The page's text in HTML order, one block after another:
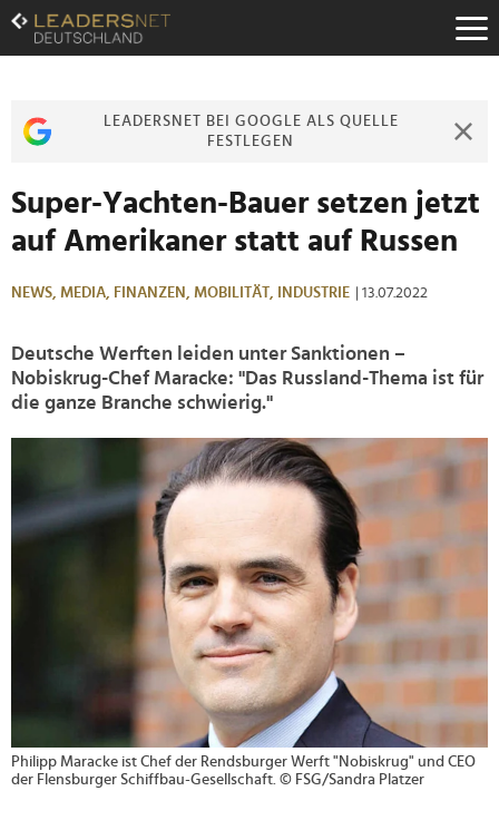
Zum
Inhalt
Zur
Zur
LEADERSNET BEI GOOGLE ALS QUELLE
FESTLEGEN
Super-Yachten-Bauer setzen jetzt
auf Amerikaner statt auf Russen
NEWS, MEDIA, FINANZEN, MOBILITÄT, INDUSTRIE | 13.07.2022
Deutsche Werften leiden unter Sanktionen –
Nobiskrug-Chef Maracke: "Das Russland-Thema ist für
die ganze Branche schwierig."
Philipp Maracke ist Chef der Rendsburger Werft "Nobiskrug" und CEO
der Flensburger Schiffbau-Gesellschaft. © FSG/Sandra Platzer